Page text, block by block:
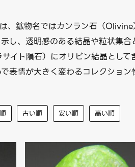
、鉱物名ではカンラン石（
し、透明感のある結晶や粒状集
イト隕石）にオリビン結晶とし
表情が大きく変わるコレクション
古い順 安い順 高い順